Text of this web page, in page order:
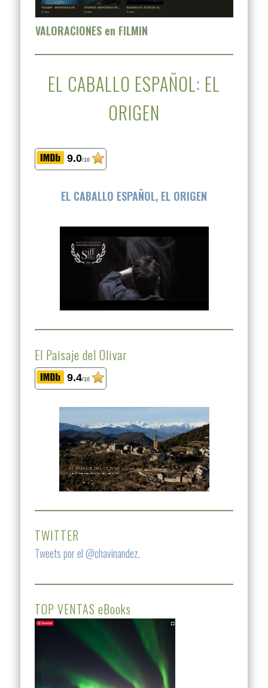
VALORACIONES en FILMIN
EL CABALLO ESPAÑOL: EL
ORIGEN
9.0/10
EL CABALLO ESPAÑOL, EL ORIGEN
El Paisaje del Olivar
9.4/10
TWITTER
Tweets por el @chavinandez.
TOP VENTAS eBooks